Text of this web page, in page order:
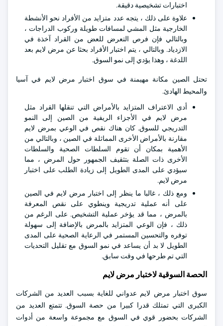
اختبارات تشخيصية دقيقة.
علاوة على ذلك ، يتجه عدد متزايد من الأفراد نحو الأنشطة
الخارجية مثل المشي لمسافات طويلة وركوب الدراجات ،
وبالتالي فإن فرص التعرض للعض من القراد آخذة في
الازدياد. وبالتالي ، يتم اختبار الأفراد بحثا عن مرض لايم بعد
اللدغة ، وهذا يؤدي إلى نمو السوق.
تحتل الصين مكانة مهيمنة في سوق اختبار مرض لايم في آسيا
والمحيط الهادئ.
أدى الاعتراف المتزايد بالأمراض التي تنقلها القراد مثل
مرض لايم في الأجزاء الريفية من الصين إلى النمو
التدريجي للسوق. كان هناك نقص في الوعي بمرض لايم
مقارنة بالأمراض الأخرى المماثلة في الصين ، وبالتالي من
الأهمية بمكان أن تقوم السلطات الصحية والسلطات
الأخرى ذات الصلة بتثقيف الجمهور حول المرض ، مما
سيؤدي على المدى الطويل إلى زيادة الطلب على اختبار
مرض لايم.
ومع ذلك ، غالبا ما ينظر إلى اختبار مرض لايم في الصين
على أنه عملية تدريجية وينطوي على نقص المعرفة
بالمرض ، مما قد يؤخر عملية التشخيص. على الرغم من
ذلك ، فإن الوعي المتزايد بالمرض بالإضافة إلى سهولة
توفره والتحسين المستمر في الرعاية الصحية على المدى
الطويل لا بد أن يساعد في نمو السوق مع تقليل التحديات
التي تم طرحها في وقت سابق.
الحصة السوقية لاختبار مرض لايم
سوق اختبار مرض لايم عدواني للغاية بسبب العديد من الشركات
الكبرى التي تمتلك قدرا كبيرا من حصة السوق. تتمتع العديد من
الشركات بحضور قوي في السوق مع مجموعة واسعة من أدوات